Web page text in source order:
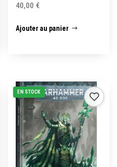
40,00 €
Ajouter au panier
EN STOCK